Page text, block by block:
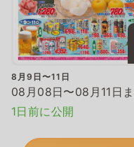
8月9日〜11日
08月08日〜08月11日
1日前に公開